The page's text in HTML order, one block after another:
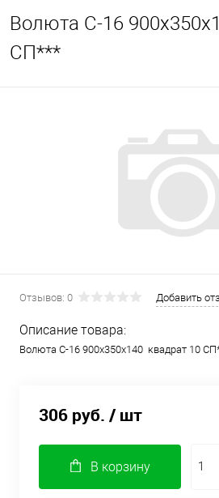
Волюта С-16
СП***
Отзывов: 0 Добавить
Описание товара:
Волюта С-16 900х350х140 квадрат 10
306 руб. / шт
В корзину